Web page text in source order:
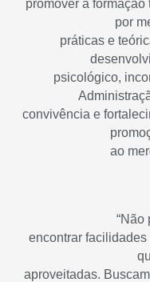
promover a
por
práticas e
psicológico,
convivência e
ao
“Não
encontrar
aproveitadas.